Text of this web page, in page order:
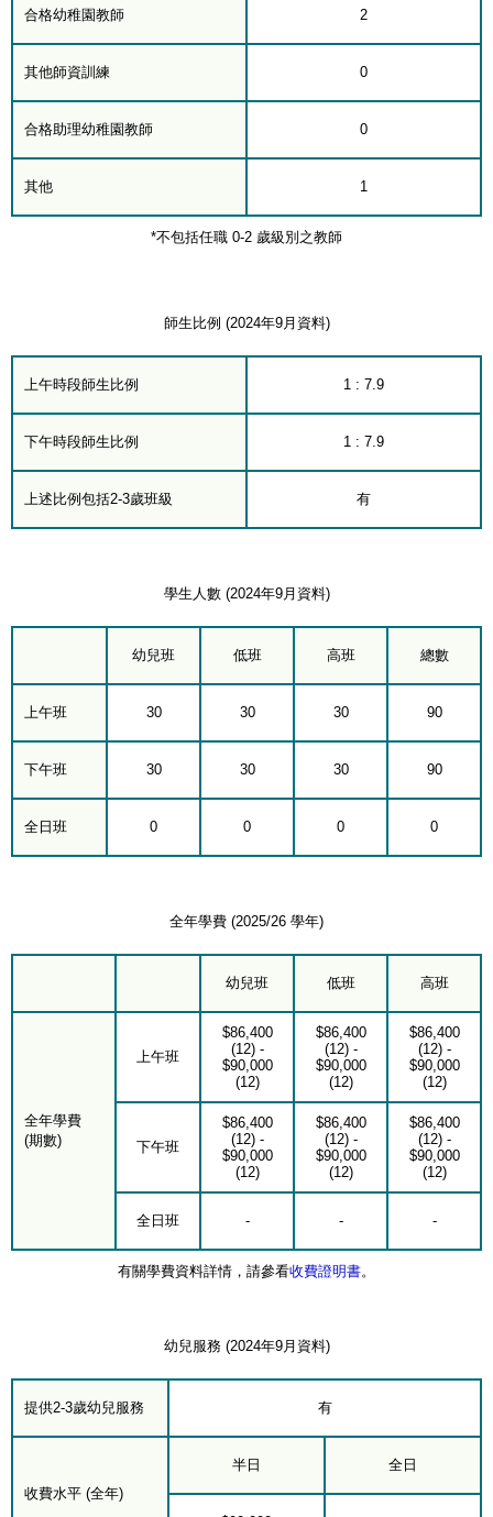
合格幼稚園教師 2
其他師資訓練 0
合格助理幼稚園教師 0
其他 1
*不包括任職 0-2 歲級別之教師
師生比例 (2024年9月資料)
上午時段師生比例 1 : 7.9
下午時段師生比例 1 : 7.9
上述比例包括2-3歲班級 有
學生人數 (2024年9月資料)
幼兒班 低班 高班 總數
上午班 30 30 30 90
下午班 30 30 30 90
全日班 0 0 0 0
全年學費 (2025/26 學年)
幼兒班 低班 高班
全年學費
(期數)
上午班
$86,400
(12) -
$90,000
(12)
$86,400
(12) -
$90,000
(12)
$86,400
(12) -
$90,000
(12)
下午班
$86,400
(12) -
$90,000
(12)
$86,400
(12) -
$90,000
(12)
$86,400
(12) -
$90,000
(12)
全日班 - - -
有關學費資料詳情，請參看收費證明書。
幼兒服務 (2024年9月資料)
提供2-3歲幼兒服務 有
收費水平 (全年)
半日 全日